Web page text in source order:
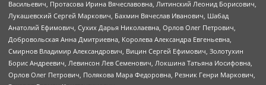
Васильевич, Протасова Ирина Вячеславовна, Литинский Леонид Борисович,
Лукашевский Сергей Маркович, Бахмин Вячеслав Иванович, Шабад
Анатолий Ефимович, Сухих Дарья Николаевна, Орлов Олег Петрович,
Добровольская Анна Дмитриевна, Королева Александра Евгеньевна,
Смирнов Владимир Александрович, Вицин Сергей Ефимович, Золотухин
Борис Андреевич, Левинсон Лев Семенович, Локшина Татьяна Иосифовна,
Орлов Олег Петрович, Полякова Мара Федоровна, Резник Генри Маркович,